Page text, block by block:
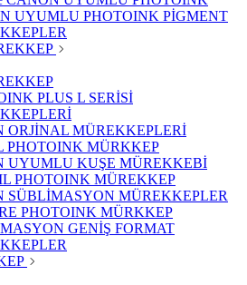
UYUMLU PHOTOINK PİGMENT
PLUS L SERİSİ
ORJİNAL MÜREKKEPLERİ
PHOTOINK MÜRKKEP
UYUMLU KUŞE MÜREKKEBİ
PHOTOINK MÜREKKEP
SÜBLİMASYON MÜREKKEPLER
PHOTOINK MÜRKKEP
GENİŞ FORMAT